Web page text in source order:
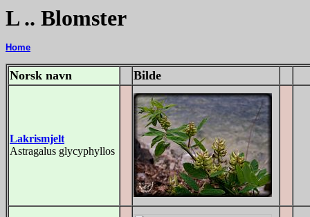
L .. Blomster
Home
Norsk navn Bilde
Lakrismjelt
Astragalus glycyphyllos